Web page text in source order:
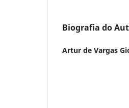
Biografia do
Artur de Vargas